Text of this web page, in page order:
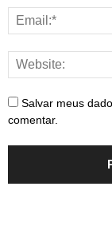
Salvar meus
comentar.